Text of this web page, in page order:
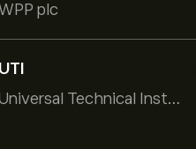
plc
UTI
Universal Technical Institut